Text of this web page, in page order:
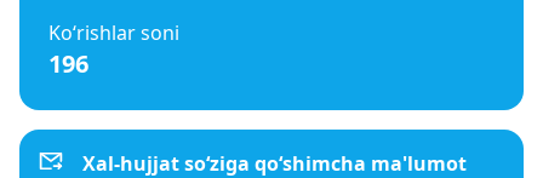
Ko‘rishlar soni
196
Xal-hujjat so‘ziga qo‘shimcha ma'lumot